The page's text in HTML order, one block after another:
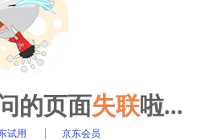
的页面失联啦...
试用 京东会员